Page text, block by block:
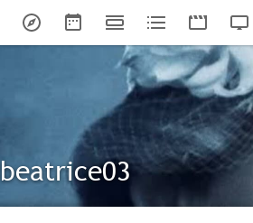
beatrice03